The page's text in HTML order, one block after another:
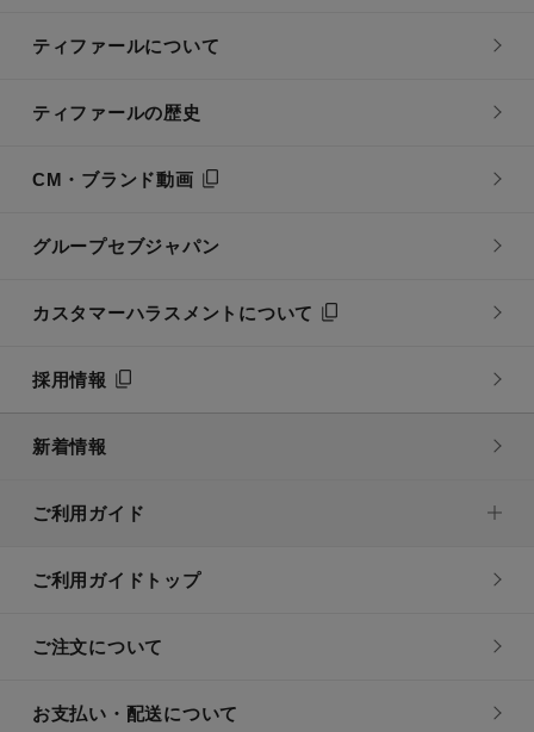
ティファールについて
ティファールの歴史
CM・ブランド動画
グループセブジャパン
カスタマーハラスメントについて
採用情報
新着情報
ご利用ガイド
ご利用ガイドトップ
ご注文について
お支払い・配送について